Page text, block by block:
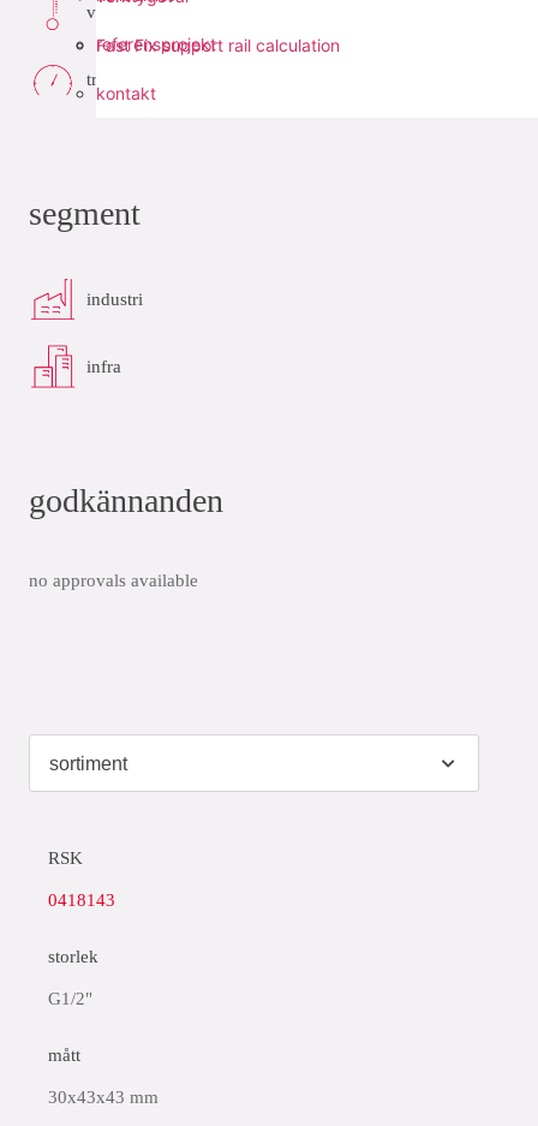
Fast Fix support rail calculation
referensprojekt
kontakt
värme
tryckluft
segment
industri
infra
godkännanden
no approvals available
RSK
0418143
storlek
G1/2"
mått
30x43x43 mm